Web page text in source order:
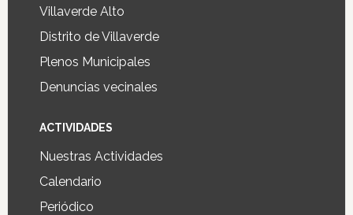
Villaverde Alto
Distrito de Villaverde
Plenos Municipales
Denuncias vecinales
ACTIVIDADES
Nuestras Actividades
Calendario
Periódico